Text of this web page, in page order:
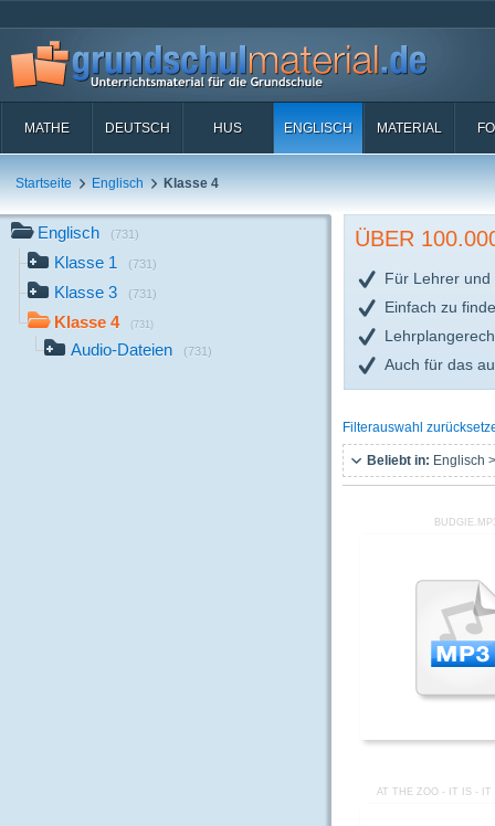
MATHE DEUTSCH HUS ENGLISCH MATERIAL
Startseite Englisch Klasse 4
Englisch (731)
Klasse 1 (731)
Klasse 3 (731)
Klasse 4 (731)
Audio-Dateien (731)
ÜBER
Für Lehrer und
Einfach zu
Auch für das
Filterauswahl
Beliebt in: Englisch
AT THE ZOO - IT IS - IT